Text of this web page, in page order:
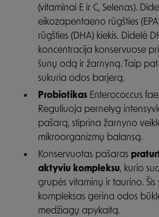
(vitaminai E ir C, Selenas).
eikozapentaeno rūgšties
rūgšties (DHA) kiekis. Didelė
koncentracija konservuose
šunų odą ir žarnyną. Taip
sukuria odos barjerą.
Probiotikas Enterococcus
Reguliuoja pernelyg
pašarą, stiprina žarnyno
mikroorganizmų balansą.
Konservuotas pašaras
aktyviu kompleksu, kurio
grupės vitaminų ir taurino.
kompleksas gerina odos
medžiagų apykaitą.